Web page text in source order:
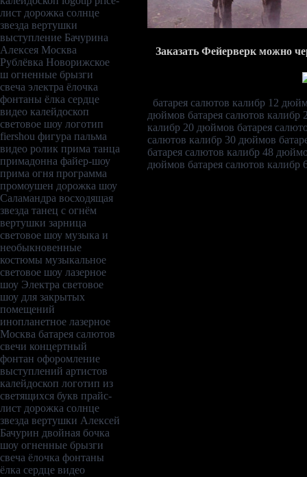
лист дорожка солнце
звезда вертушки
выступление Бачурина
Алексея Москва
Рублёвка Новорижское
ш огненные брызги
свеча электра ёлочка
фонтаны ёлка сердце
видео калейдоскоп
световое шоу логотип
fiershou фигура пальма
видео ролик прима танца
примадонна файер-шоу
прима огня программа
промоушен дорожка шоу
Саламандра восходящая
звезда танец с огнём
вертушки зарница
световое шоу музыка и
необыкновенные
костюмы музыкальное
световое шоу лазерное
шоу Электра световое
шоу для закрытых
помещений
инопланетное лазерное
Москва батарея салютов
свечи концертный
фонтан офоромление
выступлений артистов
калейдоскоп логотип из
светящихся букв прайс-
лист дорожка солнце
звезда вертушки Алексей
Бачурин двойная бочка
шоу огненные брызги
свеча ёлочка фонтаны
ёлка сердце видео
Заказать Фейерверк можно
батарея салютов калибр 12
дюймов батарея салютов
калибр 20 дюймов батарея
салютов калибр 30 дюймов
батарея салютов калибр 48
дюймов батарея салютов